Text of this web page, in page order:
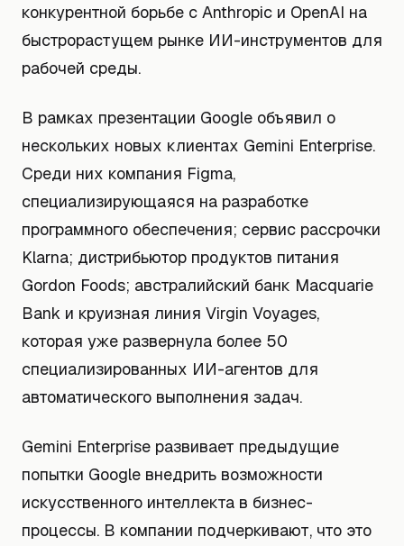
конкурентной борьбе с Anthropic и OpenAI на
быстрорастущем рынке ИИ-инструментов для
рабочей среды.
В рамках презентации Google объявил о
нескольких новых клиентах Gemini Enterprise.
Среди них компания Figma,
специализирующаяся на разработке
программного обеспечения; сервис рассрочки
Klarna; дистрибьютор продуктов питания
Gordon Foods; австралийский банк Macquarie
Bank и круизная линия Virgin Voyages,
которая уже развернула более 50
специализированных ИИ-агентов для
автоматического выполнения задач.
Gemini Enterprise развивает предыдущие
попытки Google внедрить возможности
искусственного интеллекта в бизнес-
процессы. В компании подчеркивают, что это